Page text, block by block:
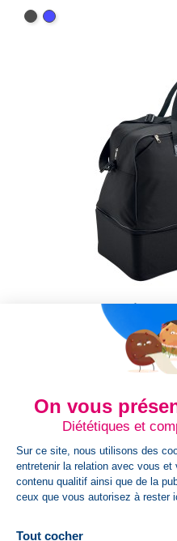
NoirBlue
Grand sac de sport/sac de...
Grand sac de sport/sac de
porte-chaussures Grand
Prix
16,01 €
NoirBleuRouge
On vous
Diététiques et
Sur ce site, nous utilisons des
entretenir la relation avec vous
contenu qualitif ainsi que de la
ceux que vous autorisez à rester
Tout cocher